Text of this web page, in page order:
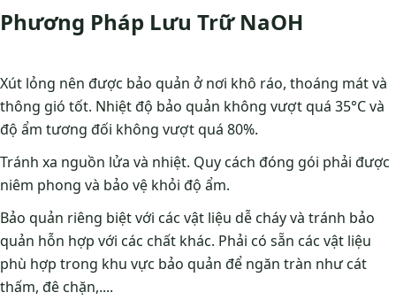
Phương Pháp Lưu Trữ NaOH
Xút lỏng nên được bảo quản ở nơi khô ráo, thoáng mát và
thông gió tốt. Nhiệt độ bảo quản không vượt quá 35°C và
độ ẩm tương đối không vượt quá 80%.
Tránh xa nguồn lửa và nhiệt. Quy cách đóng gói phải được
niêm phong và bảo vệ khỏi độ ẩm.
Bảo quản riêng biệt với các vật liệu dễ cháy và tránh bảo
quản hỗn hợp với các chất khác. Phải có sẵn các vật liệu
phù hợp trong khu vực bảo quản để ngăn tràn như cát
thấm, đê chặn,....